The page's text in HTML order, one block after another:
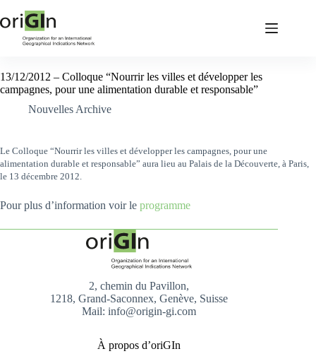
13/12/2012 – Colloque “Nourrir les villes et développer les
campagnes, pour une alimentation durable et responsable”
Nouvelles Archive
Le Colloque “Nourrir les villes et développer les campagnes, pour une
alimentation durable et responsable” aura lieu au Palais de la Découverte, à Paris,
le 13 décembre 2012.
Pour plus d’information voir le programme
2, chemin du Pavillon,
1218, Grand-Saconnex, Genève, Suisse
Mail: info@origin-gi.com
À propos d’oriGIn